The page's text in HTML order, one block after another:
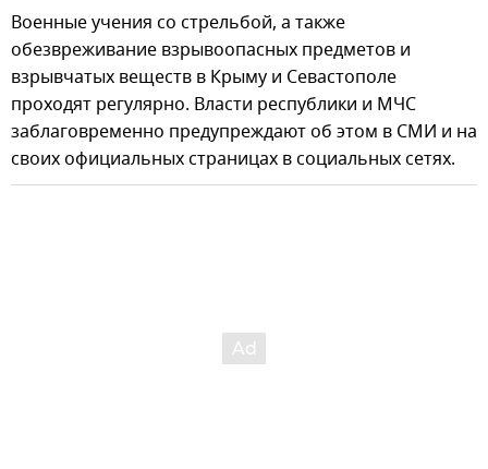
Военные учения со стрельбой, а также
обезвреживание взрывоопасных предметов и
взрывчатых веществ в Крыму и Севастополе
проходят регулярно. Власти республики и МЧС
заблаговременно предупреждают об этом в СМИ и на
своих официальных страницах в социальных сетях.